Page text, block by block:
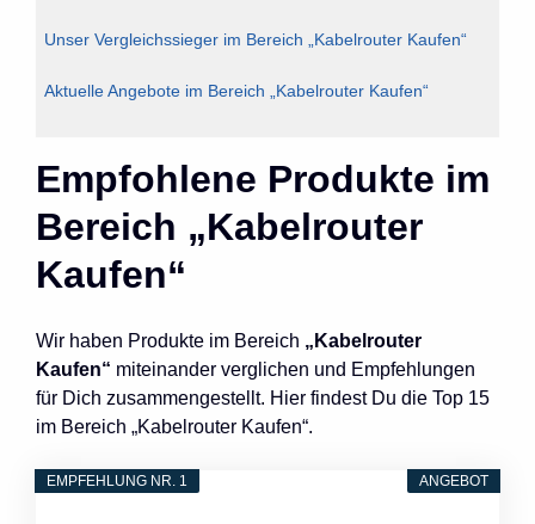
Unser Vergleichssieger im Bereich „Kabelrouter Kaufen“
Aktuelle Angebote im Bereich „Kabelrouter Kaufen“
Empfohlene Produkte im
Bereich „Kabelrouter
Kaufen“
Wir haben Produkte im Bereich „Kabelrouter
Kaufen“ miteinander verglichen und Empfehlungen
für Dich zusammengestellt. Hier findest Du die Top 15
im Bereich „Kabelrouter Kaufen“.
ANGEBOT
EMPFEHLUNG NR. 1